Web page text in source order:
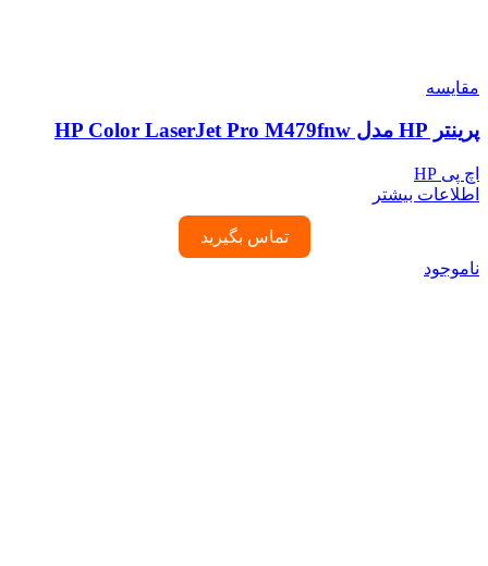
مقایسه
پرینتر HP مدل HP Color LaserJet Pro M479fnw
اچ پی HP
اطلاعات بیشتر
تماس بگیرید
ناموجود